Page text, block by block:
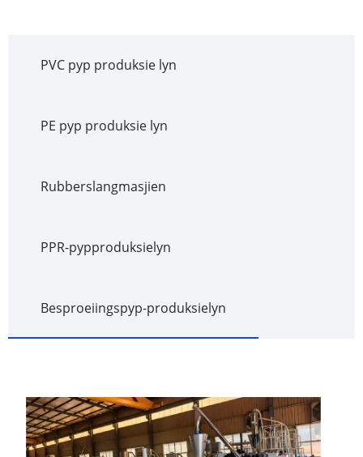
PVC pyp produksie lyn
PE pyp produksie lyn
Rubberslangmasjien
PPR-pypproduksielyn
Besproeiingspyp-produksielyn